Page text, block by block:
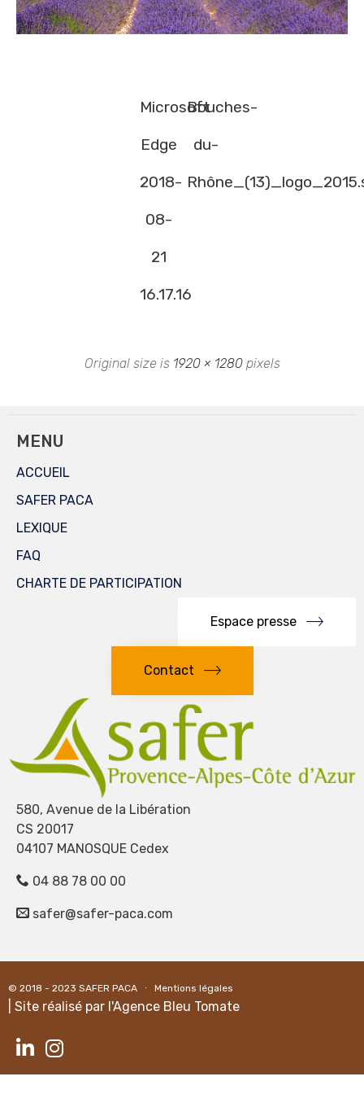
Microsoft
Edge
2018-
08-
21
16.17.16
Bouches-
du-
Original size is 1920 × 1280pixels
MENU
ACCUEIL
SAFER PACA
LEXIQUE
FAQ
CHARTE DE PARTICIPATION
Espace presse
Contact
580, Avenue de la Libération
CS 20017
04107 MANOSQUE Cedex
04 88 78 00 00
safer@safer-paca.com
© 2018 - 2023 SAFER PACA ∙ Mentions légales
| Site réalisé par l'Agence Bleu Tomate